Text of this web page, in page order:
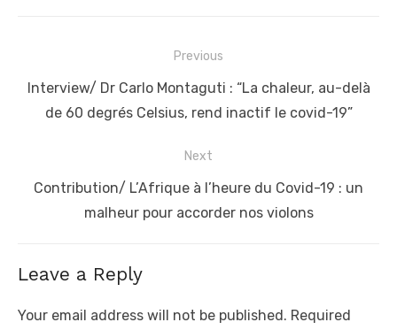
navigation
Previous
Previous
post:
Interview/ Dr Carlo Montaguti : “La chaleur, au-delà
de 60 degrés Celsius, rend inactif le covid-19”
Next
Next
Contribution/ L’Afrique à l’heure du Covid-19 : un
malheur pour accorder nos violons
Leave a Reply
Your email address will not be published. Required